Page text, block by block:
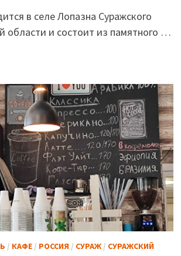
в селе Лопазна Суражского
области и состоит из памятного …
/ КАФЕ/ РОССИЯ / СУРАЖ/ СУРАЖСКИЙ